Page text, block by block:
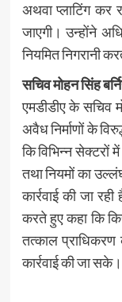
अथवा प्लाटिंग कर
जाएगी। उन्होंने
नियमित निगरानी
सचिव मोहन सिंह
एमडीडीए के सचिव
अवैध निर्माणों के
कि विभिन्न सेक्टरों
तथा नियमों का
कार्रवाई की जा
करते हुए कहा कि
तत्काल प्राधिकरण
कार्रवाई की जा सके।